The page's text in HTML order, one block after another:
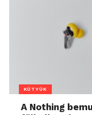
KÜTYÜK
A Nothing